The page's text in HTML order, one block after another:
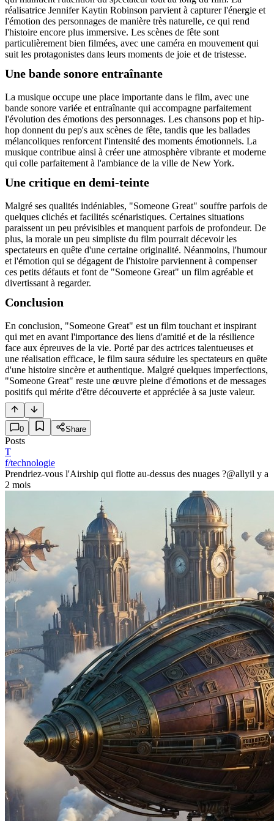
réalisatrice Jennifer Kaytin Robinson parvient à capturer l'énergie et
l'émotion des personnages de manière très naturelle, ce qui rend
l'histoire encore plus immersive. Les scènes de fête sont
particulièrement bien filmées, avec une caméra en mouvement qui
suit les protagonistes dans leurs moments de joie et de tristesse.
Une bande sonore entraînante
La musique occupe une place importante dans le film, avec une
bande sonore variée et entraînante qui accompagne parfaitement
l'évolution des émotions des personnages. Les chansons pop et hip-
hop donnent du pep's aux scènes de fête, tandis que les ballades
mélancoliques renforcent l'intensité des moments émotionnels. La
musique contribue ainsi à créer une atmosphère vibrante et moderne
qui colle parfaitement à l'ambiance de la ville de New York.
Une critique en demi-teinte
Malgré ses qualités indéniables, "Someone Great" souffre parfois de
quelques clichés et facilités scénaristiques. Certaines situations
paraissent un peu prévisibles et manquent parfois de profondeur. De
plus, la morale un peu simpliste du film pourrait décevoir les
spectateurs en quête d'une certaine originalité. Néanmoins, l'humour
et l'émotion qui se dégagent de l'histoire parviennent à compenser
ces petits défauts et font de "Someone Great" un film agréable et
divertissant à regarder.
Conclusion
En conclusion, "Someone Great" est un film touchant et inspirant
qui met en avant l'importance des liens d'amitié et de la résilience
face aux épreuves de la vie. Porté par des actrices talentueuses et
une réalisation efficace, le film saura séduire les spectateurs en quête
d'une histoire sincère et authentique. Malgré quelques imperfections,
"Someone Great" reste une œuvre pleine d'émotions et de messages
positifs qui mérite d'être découverte et appréciée à sa juste valeur.
0 Share
Posts
T
f/technologie
Prendriez-vous l'Airship qui flotte au-dessus des nuages ?@allyil y a
2 mois